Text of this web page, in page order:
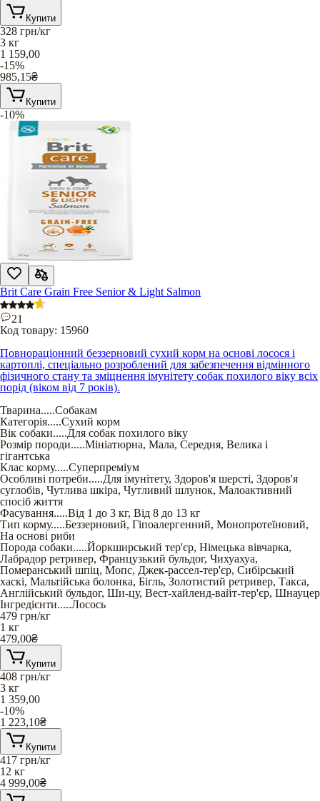
Купити
328 грн/кг
3 кг
1 159,00
-15%
985,15₴
Купити
-10%
Brit Care Grain Free Senior & Light Salmon
21
Код товару: 15960
Повнораціонний беззерновий сухий корм на основі лосося і
картоплі, спеціально розроблений для забезпечення відмінного
фізичного стану та зміцнення імунітету собак похилого віку всіх
порід (віком від 7 років).
Тварина.....Собакам
Категорія.....Сухий корм
Вік собаки.....Для собак похилого віку
Розмір породи.....Мініатюрна, Мала, Середня, Велика і
гігантська
Клас корму.....Суперпреміум
Особливі потреби.....Для імунітету, Здоров'я шерсті, Здоров'я
суглобів, Чутлива шкіра, Чутливий шлунок, Малоактивний
спосіб життя
Фасування.....Від 1 до 3 кг, Від 8 до 13 кг
Тип корму.....Беззерновий, Гіпоалергенний, Монопротеїновий,
На основі риби
Порода собаки.....Йоркширський тер'єр, Німецька вівчарка,
Лабрадор ретривер, Французький бульдог, Чихуахуа,
Померанський шпіц, Мопс, Джек-рассел-тер'єр, Сибірський
хаскі, Мальтійська болонка, Бігль, Золотистий ретривер, Такса,
Англійський бульдог, Ши-цу, Вест-хайленд-вайт-тер'єр, Шнауцер
Інгредієнти.....Лосось
479 грн/кг
1 кг
479,00₴
Купити
408 грн/кг
3 кг
1 359,00
-10%
1 223,10₴
Купити
417 грн/кг
12 кг
4 999,00₴